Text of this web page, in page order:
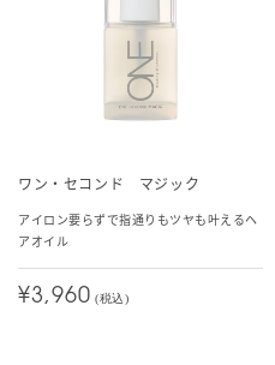
ワン・セコンド マジック
アイロン要らずで指通りもツヤも叶えるヘ
アオイル
¥3,960 (税込)